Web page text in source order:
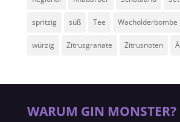
spritzig süß Tee Wacholderbombe
würzig Zitrusgranate Zitrusnoten
WARUM GIN MONSTER?